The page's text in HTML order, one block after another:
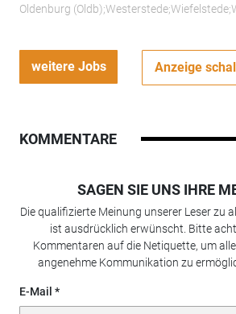
Oldenburg
weitere Jobs Anzeige
KOMMENTARE
SAGEN SIE UNS IHRE
Die qualifizierte Meinung unserer Leser zu
ist ausdrücklich erwünscht. Bitte
Kommentaren auf die Netiquette, um
angenehme Kommunikation zu
E-Mail